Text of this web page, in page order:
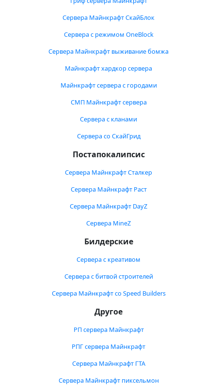
Сервера Майнкрафт СкайБлок
Сервера с режимом OneBlock
Сервера Майнкрафт выживание бомжа
Майнкрафт хардкор сервера
Майнкрафт сервера с городами
СМП Майнкрафт сервера
Сервера с кланами
Сервера со СкайГрид
Постапокалипсис
Сервера Майнкрафт Сталкер
Сервера Майнкрафт Раст
Сервера Майнкрафт DayZ
Сервера MineZ
Билдерские
Сервера с креативом
Сервера с битвой строителей
Сервера Майнкрафт со Speed Builders
Другое
РП сервера Майнкрафт
РПГ сервера Майнкрафт
Сервера Майнкрафт ГТА
Сервера Майнкрафт пиксельмон